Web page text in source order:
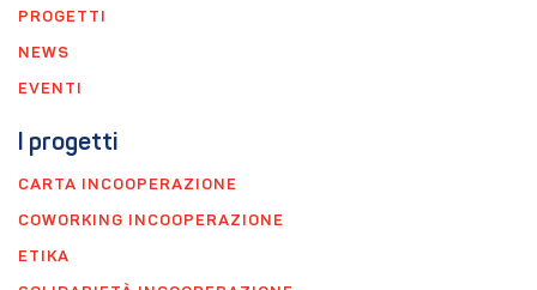
PROGETTI
NEWS
EVENTI
I progetti
CARTA INCOOPERAZIONE
COWORKING INCOOPERAZIONE
ETIKA